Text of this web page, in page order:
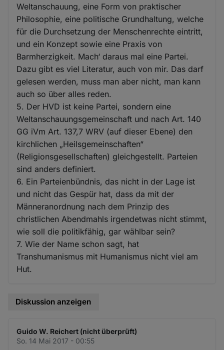
Weltanschauung, eine Form von praktischer
Philosophie, eine politische Grundhaltung, welche
für die Durchsetzung der Menschenrechte eintritt,
und ein Konzept sowie eine Praxis von
Barmherzigkeit. Mach‘ daraus mal eine Partei.
Dazu gibt es viel Literatur, auch von mir. Das darf
gelesen werden, muss man aber nicht, man kann
auch so über alles reden.
5. Der HVD ist keine Partei, sondern eine
Weltanschauungsgemeinschaft und nach Art. 140
GG iVm Art. 137,7 WRV (auf dieser Ebene) den
kirchlichen „Heilsgemeinschaften“
(Religionsgesellschaften) gleichgestellt. Parteien
sind anders definiert.
6. Ein Parteienbündnis, das nicht in der Lage ist
und nicht das Gespür hat, dass da mit der
Männeranordnung nach dem Prinzip des
christlichen Abendmahls irgendetwas nicht stimmt,
wie soll die politikfähig, gar wählbar sein?
7. Wie der Name schon sagt, hat
Transhumanismus mit Humanismus nicht viel am
Hut.
Diskussion anzeigen
Guido W. Reichert (nicht überprüft)
So. 14 Mai 2017 - 00:55